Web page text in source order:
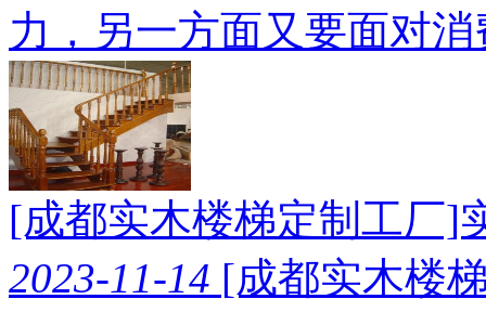
力，另一方面又要面对
[成都实木楼梯定制工厂]
2023-11-14 [成都实木楼